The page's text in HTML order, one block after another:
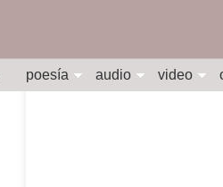
poesía audio video